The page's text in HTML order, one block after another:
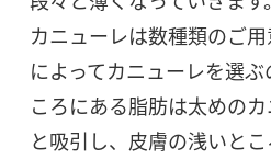
カニューレは数種類のご
によってカニューレを選
ころにある脂肪は太めの
と吸引し、皮膚の浅いと